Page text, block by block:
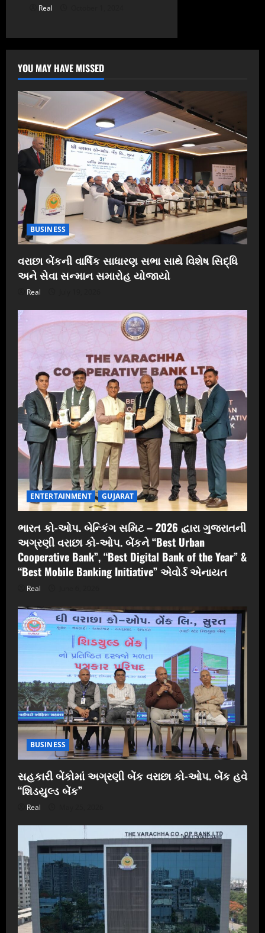
Real
YOU MAY HAVE MISSED
BUSINESS
વરાછા બેંકની વાર્ષિક સાધારણ સભા સાથે વિશેષ સિદ્ધિ
અને સેવા સન્માન સમારોહ યોજાયો
Real
ENTERTAINMENT GUJARAT
ભારત કો-ઓપ. બેન્કિંગ સમિટ – 2026 દ્વારા ગુજરાતની
અગ્રણી વરાછા કો-ઓપ. બેંકને “Best Urban
Cooperative Bank”, “Best Digital Bank of the Year” &
“Best Mobile Banking Initiative” એવોર્ડ એનાયત
Real
BUSINESS
સહકારી બેંકોમાં અગ્રણી બેંક વરાછા કો-ઓપ. બેંક હવે
“શિડયુલ્ડ બેંક”
Real